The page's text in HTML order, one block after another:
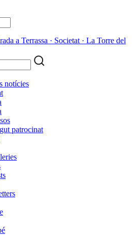
a Terrassa · Societat · La Torre del
notícies
patrocinat